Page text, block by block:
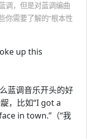
调，但是对蓝调编曲
你需要了解的“根本性
up this
蓝调音乐开头的好
，比如“I got a
in town.”（“我